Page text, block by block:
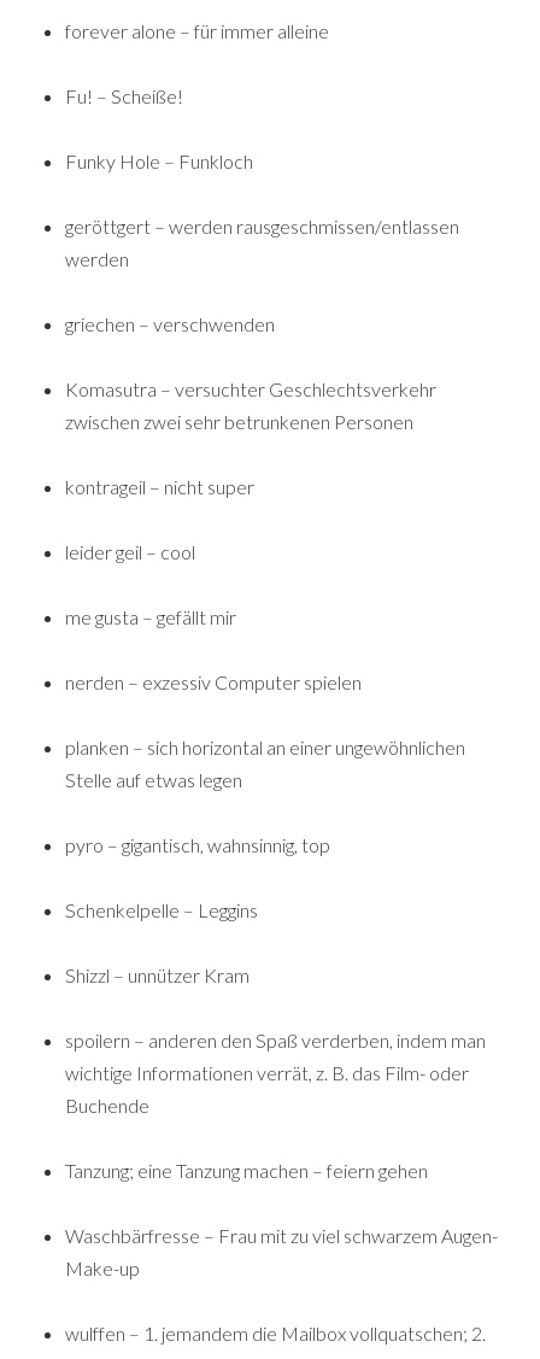
forever alone – für immer alleine
Fu! – Scheiße!
Funky Hole – Funkloch
geröttgert – werden rausgeschmissen/entlassen
werden
griechen – verschwenden
Komasutra – versuchter Geschlechtsverkehr
zwischen zwei sehr betrunkenen Personen
kontrageil – nicht super
leider geil – cool
me gusta – gefällt mir
nerden – exzessiv Computer spielen
planken – sich horizontal an einer ungewöhnlichen
Stelle auf etwas legen
pyro – gigantisch, wahnsinnig, top
Schenkelpelle – Leggins
Shizzl – unnützer Kram
spoilern – anderen den Spaß verderben, indem man
wichtige Informationen verrät, z. B. das Film- oder
Buchende
Tanzung; eine Tanzung machen – feiern gehen
Waschbärfresse – Frau mit zu viel schwarzem Augen-
Make-up
wulffen – 1. jemandem die Mailbox vollquatschen; 2.